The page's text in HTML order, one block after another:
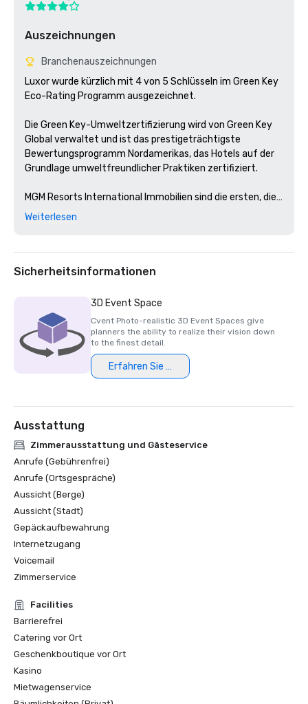
Auszeichnungen
Branchenauszeichnungen
Luxor wurde kürzlich mit 4 von 5 Schlüsseln im Green Key
Eco-Rating Programm ausgezeichnet.
Die Green Key-Umweltzertifizierung wird von Green Key
Global verwaltet und ist das prestigeträchtigste
Bewertungsprogramm Nordamerikas, das Hotels auf der
Grundlage umweltfreundlicher Praktiken zertifiziert.
MGM Resorts International Immobilien sind die ersten, die
diese Zertifizierung in Nevada und Michigan erhalten
Weiterlesen
Sicherheitsinformationen
3D Event Space
Cvent Photo-realistic 3D Event Spaces give
planners the ability to realize their vision down
to the finest detail.
Erfahren Sie mehr
Ausstattung
Zimmerausstattung und Gästeservice
Anrufe (Gebührenfrei)
Anrufe (Ortsgespräche)
Aussicht (Berge)
Aussicht (Stadt)
Gepäckaufbewahrung
Internetzugang
Voicemail
Zimmerservice
Facilities
Barrierefrei
Catering vor Ort
Geschenkboutique vor Ort
Kasino
Mietwagenservice